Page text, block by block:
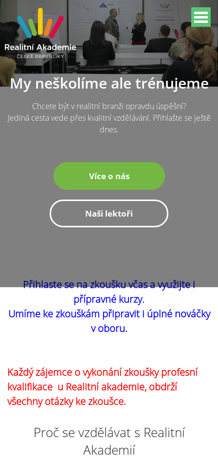
My neškolíme ale trénujeme
Chcete být v realitní branži opravdu úspěšní?
Jediná cesta vede přes kvalitní vzdělávání. Přihlašte se ještě
dnes.
Více o nás
Naši lektoři
Přihlaste se na zkoušku včas a využijte i
přípravné kurzy.
Umíme ke zkouškám připravit i úplné nováčky
v oboru.
Každý zájemce o vykonání zkoušky profesní
kvalifikace u Realitní akademie, obdrží
všechny otázky ke zkoušce.
Proč se vzdělávat s Realitní
Akademií